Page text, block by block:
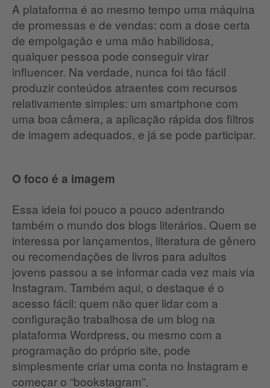
A plataforma é ao mesmo tempo uma máquina
de promessas e de vendas: com a dose certa
de empolgação e uma mão habilidosa,
qualquer pessoa pode conseguir virar
influencer. Na verdade, nunca foi tão fácil
produzir conteúdos atraentes com recursos
relativamente simples: um smartphone com
uma boa câmera, a aplicação rápida dos filtros
de imagem adequados, e já se pode participar.
O foco é a imagem
Essa ideia foi pouco a pouco adentrando
também o mundo dos blogs literários. Quem se
interessa por lançamentos, literatura de gênero
ou recomendações de livros para adultos
jovens passou a se informar cada vez mais via
Instagram. Também aqui, o destaque é o
acesso fácil: quem não quer lidar com a
configuração trabalhosa de um blog na
plataforma Wordpress, ou mesmo com a
programação do próprio site, pode
simplesmente criar uma conta no Instagram e
começar o “bookstagram”.